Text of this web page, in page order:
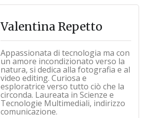
Valentina Repetto
Appassionata di tecnologia ma con
un amore incondizionato verso la
natura, si dedica alla fotografia e al
video editing. Curiosa e
esploratrice verso tutto ciò che la
circonda. Laureata in Scienze e
Tecnologie Multimediali, indirizzo
comunicazione.